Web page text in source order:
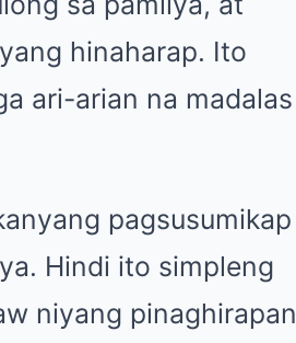
hinaharap. Ito
ari-arian na madalas
pagsusumikap
Hindi ito simpleng
niyang pinaghirapan